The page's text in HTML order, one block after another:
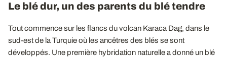
Le blé dur, un des parents du blé tendre
Tout commence sur les flancs du volcan Karaca Dag, dans le
sud-est de la Turquie où les ancêtres des blés se sont
développés. Une première hybridation naturelle a donné un blé